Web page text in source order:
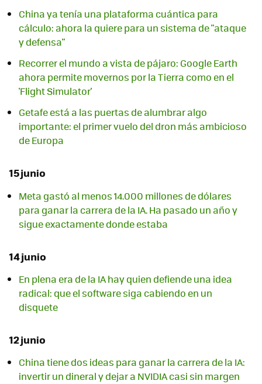
China ya tenía una plataforma cuántica para
cálculo: ahora la quiere para un sistema de "ataque
y defensa"
Recorrer el mundo a vista de pájaro: Google Earth
ahora permite movernos por la Tierra como en el
'Flight Simulator'
Getafe está a las puertas de alumbrar algo
importante: el primer vuelo del dron más ambicioso
de Europa
15 junio
Meta gastó al menos 14.000 millones de dólares
para ganar la carrera de la IA. Ha pasado un año y
sigue exactamente donde estaba
14 junio
En plena era de la IA hay quien defiende una idea
radical: que el software siga cabiendo en un
disquete
12 junio
China tiene dos ideas para ganar la carrera de la IA:
invertir un dineral y dejar a NVIDIA casi sin margen